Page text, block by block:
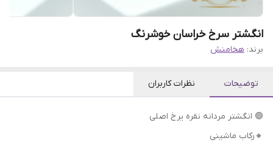
انگشتر سرخ خراسان خوشرنگ
برند: هخامنش
توضیحات نظرات کاربران
🟣 انگشتر مردانه نقره یرخ اصلی
🔸رکاب ماشینی